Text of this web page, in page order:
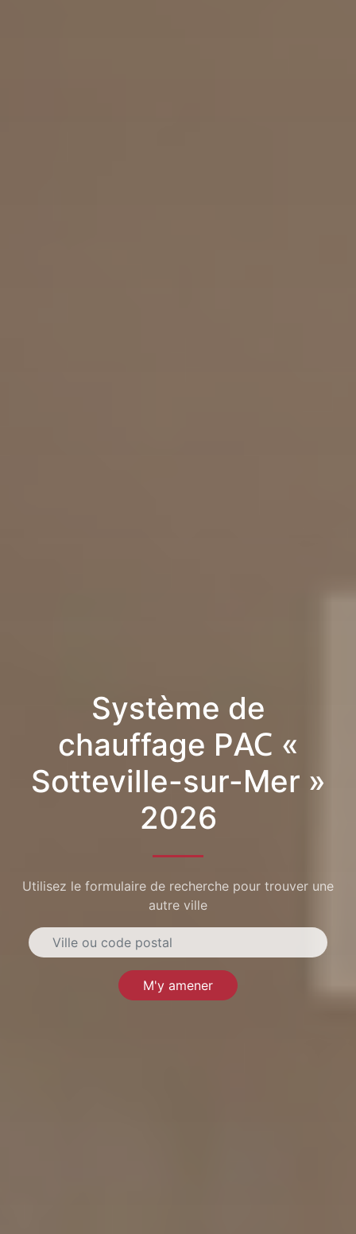
Système de
chauffage PAC «
Sotteville-sur-Mer »
2026
Utilisez le formulaire de recherche pour trouver une
autre ville
M'y amener